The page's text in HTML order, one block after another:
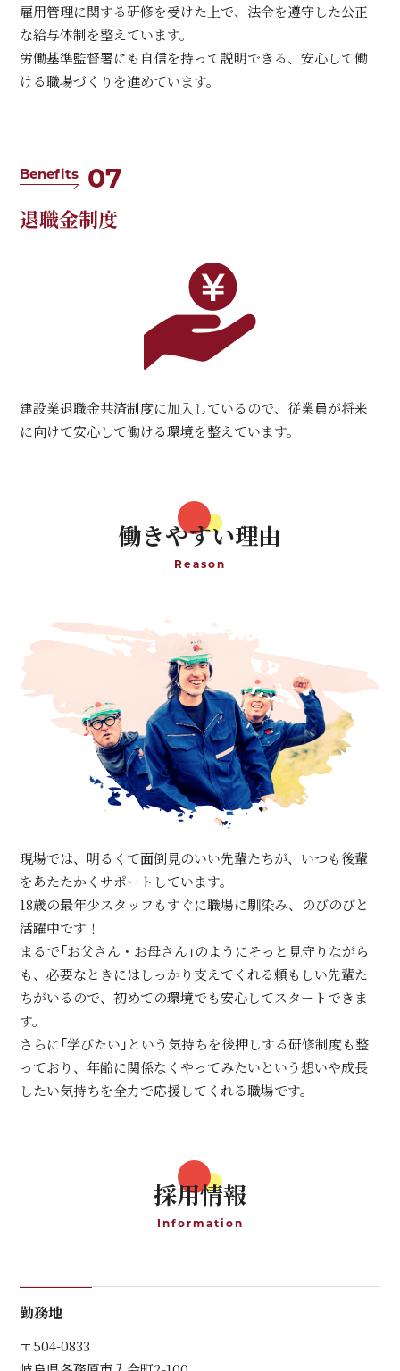
雇用管理に関する研修を受けた上で、法令を遵守した公正
な給与体制を整えています。
労働基準監督署にも自信を持って説明できる、安心して働
ける職場づくりを進めています。
Benefits 07
退職金制度
建設業退職金共済制度に加入しているので、従業員が将来
に向けて安心して働ける環境を整えています。
働きやすい理由
Reason
現場では、明るくて面倒見のいい先輩たちが、いつも後輩
をあたたかくサポートしています。
18歳の最年少スタッフもすぐに職場に馴染み、のびのびと
活躍中です！
まるで「お父さん・お母さん」のようにそっと見守りながら
も、必要なときにはしっかり支えてくれる頼もしい先輩た
ちがいるので、初めての環境でも安心してスタートできま
す。
さらに「学びたい」という気持ちを後押しする研修制度も整
っており、年齢に関係なくやってみたいという想いや成長
したい気持ちを全力で応援してくれる職場です。
採用情報
Information
勤務地
〒504-0833